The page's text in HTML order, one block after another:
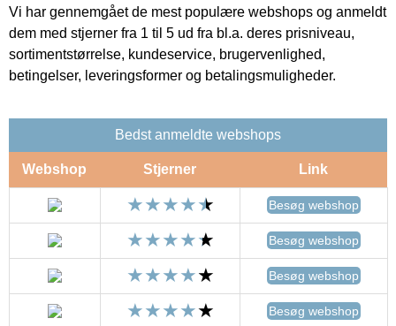
Vi har gennemgået de mest populære webshops og anmeldt
dem med stjerner fra 1 til 5 ud fra bl.a. deres prisniveau,
sortimentstørrelse, kundeservice, brugervenlighed,
betingelser, leveringsformer og betalingsmuligheder.
Bedst anmeldte webshops
Webshop Stjerner Link
Besøg webshop
Besøg webshop
Besøg webshop
Besøg webshop